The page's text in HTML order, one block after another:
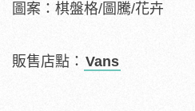
圖案：棋盤格/圖騰/花卉
販售店點： Vans